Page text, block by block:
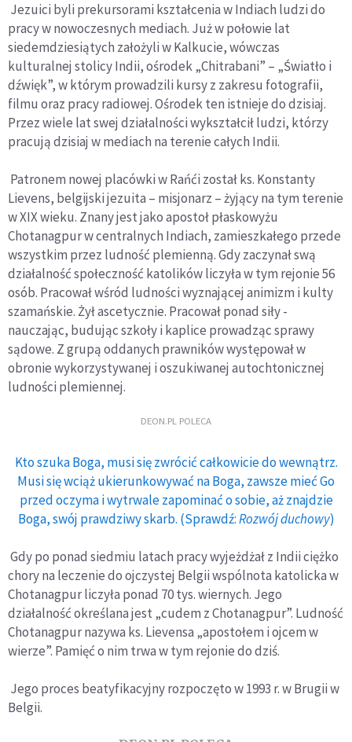
Jezuici byli prekursorami kształcenia w Indiach ludzi do
pracy w nowoczesnych mediach. Już w połowie lat
siedemdziesiątych założyli w Kalkucie, wówczas
kulturalnej stolicy Indii, ośrodek „Chitrabani” – „Światło i
dźwięk”, w którym prowadzili kursy z zakresu fotografii,
filmu oraz pracy radiowej. Ośrodek ten istnieje do dzisiaj.
Przez wiele lat swej działalności wykształcił ludzi, którzy
pracują dzisiaj w mediach na terenie całych Indii.
Patronem nowej placówki w Rańći został ks. Konstanty
Lievens, belgijski jezuita – misjonarz – żyjący na tym terenie
w XIX wieku. Znany jest jako apostoł płaskowyżu
Chotanagpur w centralnych Indiach, zamieszkałego przede
wszystkim przez ludność plemienną. Gdy zaczynał swą
działalność społeczność katolików liczyła w tym rejonie 56
osób. Pracował wśród ludności wyznającej animizm i kulty
szamańskie. Żył ascetycznie. Pracował ponad siły -
nauczając, budując szkoły i kaplice prowadząc sprawy
sądowe. Z grupą oddanych prawników występował w
obronie wykorzystywanej i oszukiwanej autochtonicznej
ludności plemiennej.
DEON.PL POLECA
Kto szuka Boga, musi się zwrócić całkowicie do wewnątrz.
Musi się wciąż ukierunkowywać na Boga, zawsze mieć Go
przed oczyma i wytrwale zapominać o sobie, aż znajdzie
Boga, swój prawdziwy skarb. (Sprawdź:Rozwój duchowy)
Gdy po ponad siedmiu latach pracy wyjeżdżał z Indii ciężko
chory na leczenie do ojczystej Belgii wspólnota katolicka w
Chotanagpur liczyła ponad 70 tys. wiernych. Jego
działalność określana jest „cudem z Chotanagpur”. Ludność
Chotanagpur nazywa ks. Lievensa „apostołem i ojcem w
wierze”. Pamięć o nim trwa w tym rejonie do dziś.
Jego proces beatyfikacyjny rozpoczęto w 1993 r. w Brugii w
Belgii.